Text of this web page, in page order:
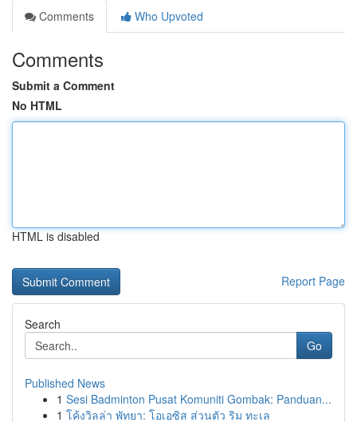
Comments
Who Upvoted
Comments
Submit a Comment
No HTML
HTML is disabled
Report Page
Search
Go
Published News
1 Sesi Badminton Pusat Komuniti Gombak: Panduan...
1 โค้งวิลล่า พัทยา: โอเอซิส ส่วนตัว ริม ทะเล